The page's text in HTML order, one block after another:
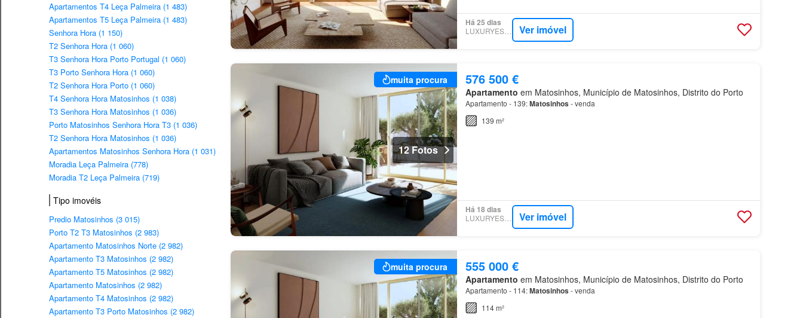
Apartamentos T4 Leça Palmeira (1 483)
Apartamentos T5 Leça Palmeira (1 483)
Senhora Hora (1 150)
T2 Senhora Hora (1 060)
T3 Senhora Hora Porto Portugal (1 060)
T3 Porto Senhora Hora (1 060)
T2 Senhora Hora Porto (1 060)
T4 Senhora Hora Matosinhos (1 038)
T3 Senhora Hora Matosinhos (1 036)
Porto Matosinhos Senhora Hora T3 (1 036)
T2 Senhora Hora Matosinhos (1 036)
Apartamentos Matosinhos Senhora Hora (1 031)
Moradia Leça Palmeira (778)
Moradia T2 Leça Palmeira (719)
Tipo imovéis
Predio Matosinhos (3 015)
Porto T2 T3 Matosinhos (2 983)
Apartamento Matosinhos Norte (2 982)
Apartamento T3 Matosinhos (2 982)
Apartamento T5 Matosinhos (2 982)
Apartamento Matosinhos (2 982)
Apartamento T4 Matosinhos (2 982)
Apartamento T3 Porto Matosinhos (2 982)
Há 25 dias
LUXURYESTATE Ver imóvel
muita procura
12 Fotos
576 500 €
Apartamento em Matosinhos, Município de Matosinhos, Distrito do Porto
Apartamento - 139:Matosinhos - venda
139 m²
Há 18 dias
LUXURYESTATE Ver imóvel
muita procura 555 000 €
Apartamento em Matosinhos, Município de Matosinhos, Distrito do Porto
Apartamento - 114:Matosinhos - venda
114 m²